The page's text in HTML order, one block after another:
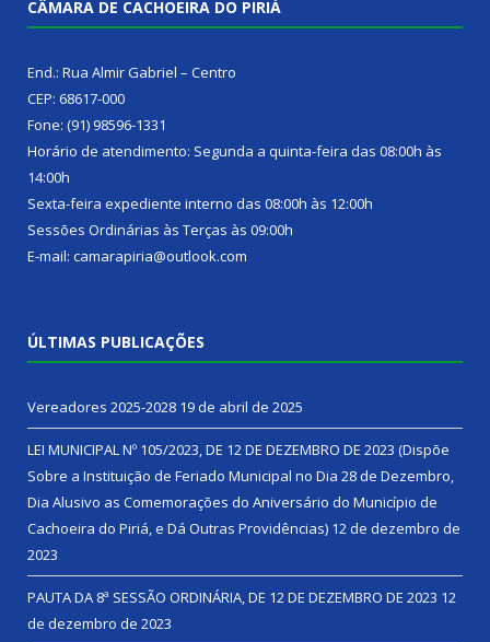
CÂMARA DE CACHOEIRA DO PIRIÁ
End.: Rua Almir Gabriel – Centro
CEP: 68617-000
Fone: (91) 98596-1331
Horário de atendimento: Segunda a quinta-feira das 08:00h às
14:00h
Sexta-feira expediente interno das 08:00h às 12:00h
Sessões Ordinárias às Terças às 09:00h
E-mail: camarapiria@outlook.com
ÚLTIMAS PUBLICAÇÕES
Vereadores 2025-2028 19 de abril de 2025
LEI MUNICIPAL Nº 105/2023, DE 12 DE DEZEMBRO DE 2023 (Dispõe
Sobre a Instituição de Feriado Municipal no Dia 28 de Dezembro,
Dia Alusivo as Comemorações do Aniversário do Município de
Cachoeira do Piriá, e Dá Outras Providências) 12 de dezembro de
2023
PAUTA DA 8ª SESSÃO ORDINÁRIA, DE 12 DE DEZEMBRO DE 2023 12
de dezembro de 2023